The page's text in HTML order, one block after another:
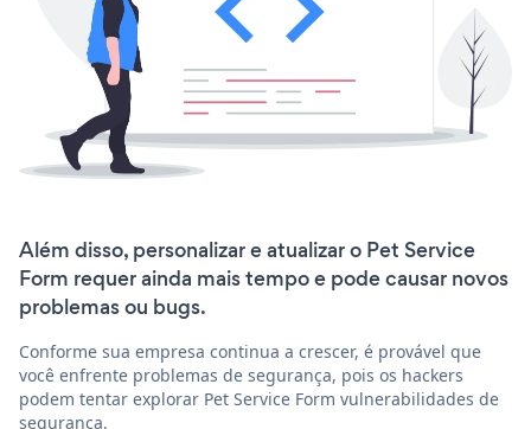
Além disso, personalizar e atualizar o Pet Service
Form requer ainda mais tempo e pode causar novos
problemas ou bugs.
Conforme sua empresa continua a crescer, é provável que
você enfrente problemas de segurança, pois os hackers
podem tentar explorar Pet Service Form vulnerabilidades de
segurança.